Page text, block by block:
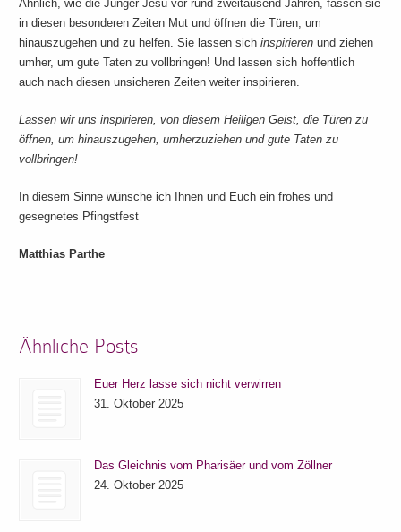
Ähnlich, wie die Jünger Jesu vor rund zweitausend Jahren, fassen sie
in diesen besonderen Zeiten Mut und öffnen die Türen, um
hinauszugehen und zu helfen. Sie lassen sichinspirieren und ziehen
umher, um gute Taten zu vollbringen! Und lassen sich hoffentlich
auch nach diesen unsicheren Zeiten weiter inspirieren.
Lassen wir uns inspirieren, von diesem Heiligen Geist, die Türen zu
öffnen, um hinauszugehen, umherzuziehen und gute Taten zu
vollbringen!
In diesem Sinne wünsche ich Ihnen und Euch ein frohes und
gesegnetes Pfingstfest
Matthias Parthe
Ähnliche Posts
Euer Herz lasse sich nicht verwirren
31. Oktober 2025
Das Gleichnis vom Pharisäer und vom Zöllner
24. Oktober 2025